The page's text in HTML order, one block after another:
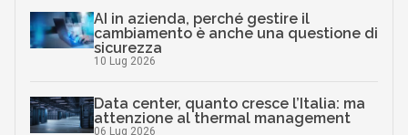
AI in azienda, perché gestire il
cambiamento è anche una questione di
sicurezza
10 Lug 2026
Data center, quanto cresce l’Italia: ma
attenzione al thermal management
06 Lug 2026